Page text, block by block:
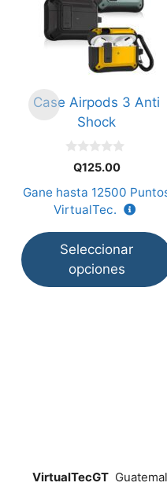
Case Airpods 3 Anti
Shock
5
Q125.00
Gane hasta 12500
VirtualTec.
Seleccionar
opciones
tiene
múltiples
variantes.
se
la
página
producto
VirtualTecGT